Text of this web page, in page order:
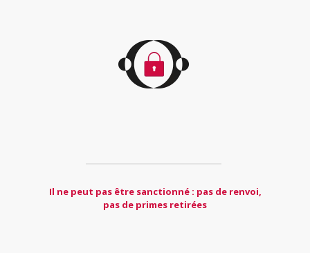
Il ne peut pas être sanctionné : pas de renvoi,
pas de primes retirées